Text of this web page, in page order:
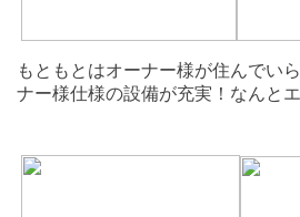
もともとはオーナー様が住んでい
ナー様仕様の設備が充実！なんと